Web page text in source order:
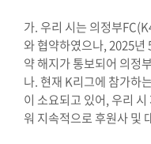
가. 우리 시는 의정부
와 협약하였으나, 2025년
약 해지가 통보되어 의정
나. 현재 K리그에 참가하
이 소요되고 있어, 우리
워 지속적으로 후원사 및